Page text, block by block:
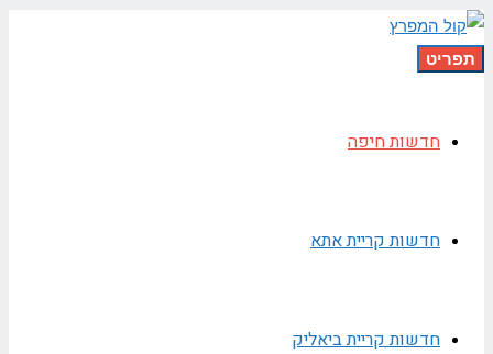
תפריט
חדשות חיפה
חדשות קריית אתא
חדשות קריית ביאליק